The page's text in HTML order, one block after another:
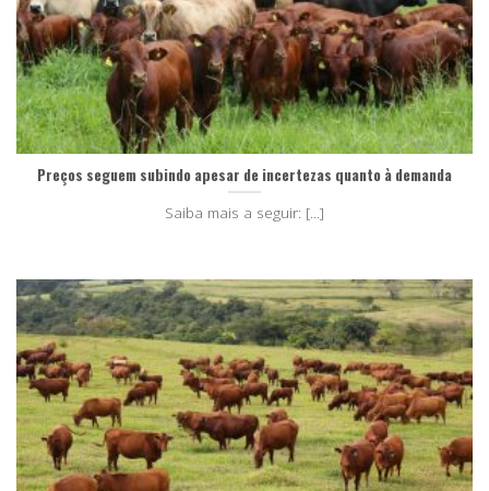
Preços seguem subindo apesar de incertezas quanto à demanda
Saiba mais a seguir: [...]